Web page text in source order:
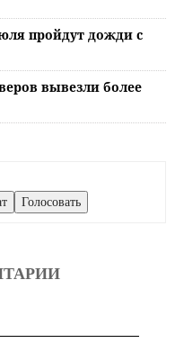
пройдут дожди с
вывезли более